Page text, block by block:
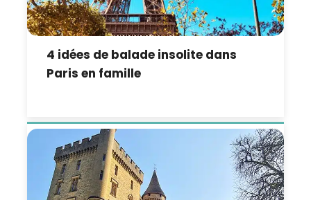
4 idées de balade insolite dans
Paris en famille